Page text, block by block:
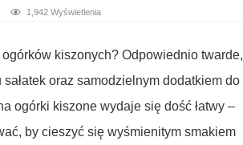
1,942 Wyświetlenia
kiszonych? Odpowiednio twarde,
oraz samodzielnym dodatkiem do
ogórki kiszone wydaje się dość łatwy –
by cieszyć się wyśmienitym smakiem